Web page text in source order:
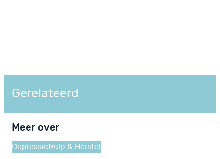
Gerelateerd
Meer over
Depressie Hulp & Herstel